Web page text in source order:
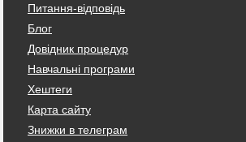
Питання-відповідь
Блог
Довідник процедур
Навчальні програми
Хештеги
Карта сайту
Знижки в телеграм